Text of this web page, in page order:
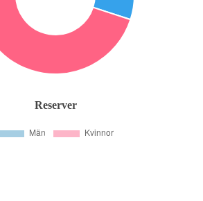
Reserver